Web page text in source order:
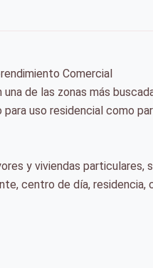
Comercial
una de las zonas más
uso residencial como
y viviendas particulares,
centro de día, residencia,